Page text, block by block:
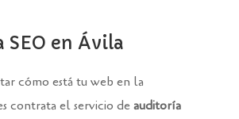
en Ávila
cómo está tu web en la
contrata el servicio deauditoría